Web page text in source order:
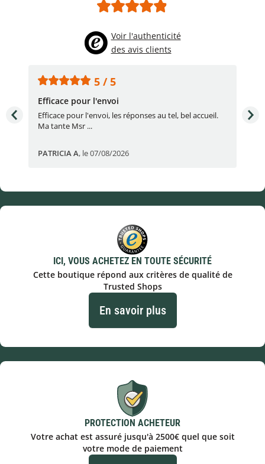
Voir l'authenticité
des avis clients
5 / 5
Efficace pour l'envoi
Efficace pour l'envoi, les réponses au tel, bel accueil.
Ma tante Msr ...
PATRICIA A, le 07/08/2026
ICI, VOUS ACHETEZ EN TOUTE SÉCURITÉ
Cette boutique répond aux critères de qualité de
Trusted Shops
En savoir plus
PROTECTION ACHETEUR
Votre achat est assuré jusqu'à 2500€ quel que soit
votre mode de paiement